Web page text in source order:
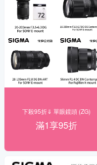
下殺95折⇓ 單眼鏡頭 (ZG)
滿1享95折